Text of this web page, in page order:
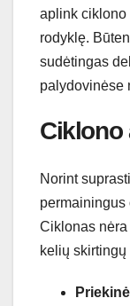
aplink ciklono
rodyklę.
sudėtingas
palydovinėse
Ciklono
Norint
permainingus
Ciklonas
kelių skirtingų